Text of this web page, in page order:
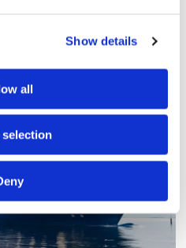
Show details
all
trots